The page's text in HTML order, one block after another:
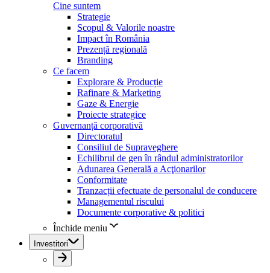
Cine suntem
Strategie
Scopul & Valorile noastre
Impact în România
Prezență regională
Branding
Ce facem
Explorare & Producție
Rafinare & Marketing
Gaze & Energie
Proiecte strategice
Guvernanță corporativă
Directoratul
Consiliul de Supraveghere
Echilibrul de gen în rândul administratorilor
Adunarea Generală a Acţionarilor
Conformitate
Tranzacții efectuate de personalul de conducere
Managementul riscului
Documente corporative & politici
Închide meniu
Investitori